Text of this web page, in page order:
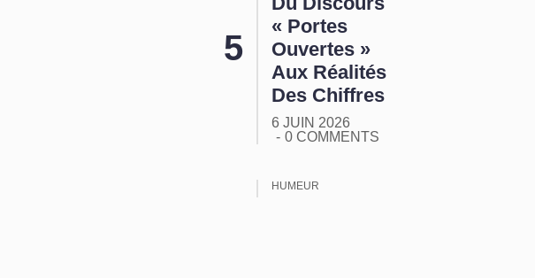
« Portes
Ouvertes »
Aux Réalités
Des Chiffres
6 JUIN 2026
0 COMMENTS
HUMEUR